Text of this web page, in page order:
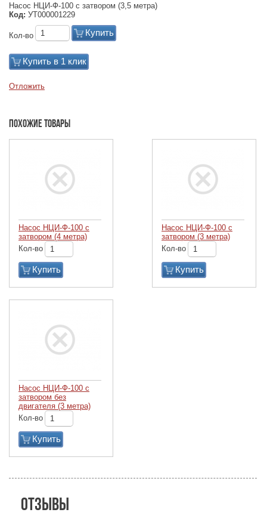
Насос НЦИ-Ф-100 с затвором (3,5 метра)
Код: УТ000001229
Кол-во Купить
Купить в 1 клик
Отложить
Похожие товары
Насос НЦИ-Ф-100 с
затвором (4 метра)
Кол-во
Купить
Насос НЦИ-Ф-100 с
затвором (3 метра)
Кол-во
Купить
Насос НЦИ-Ф-100 с
затвором без
двигателя (3 метра)
Кол-во
Купить
Отзывы